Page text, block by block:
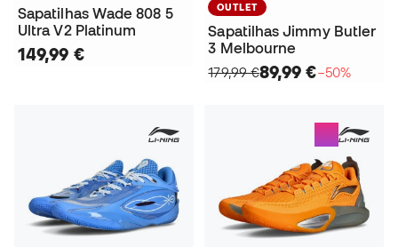
Sapatilhas Wade 808 5
Ultra V2 Platinum
149,99 €
OUTLET
Sapatilhas Jimmy Butler
3 Melbourne
179,99 €89,99 €−50%